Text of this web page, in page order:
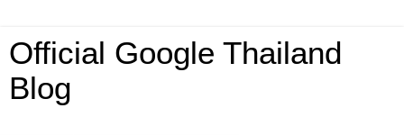
Official Google Thailand
Blog